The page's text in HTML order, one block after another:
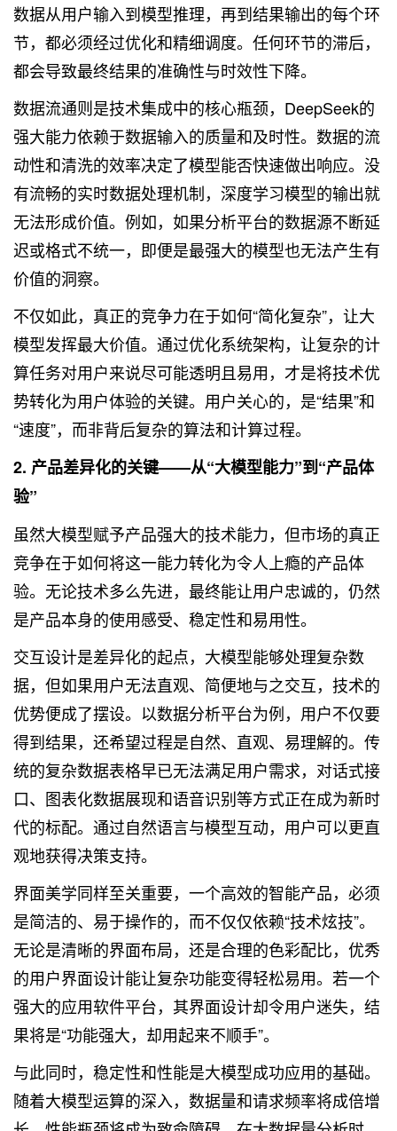
数据从用户输入到模型推理，再到结果输出的每个环
节，都必须经过优化和精细调度。任何环节的滞后，
都会导致最终结果的准确性与时效性下降。
数据流通则是技术集成中的核心瓶颈，DeepSeek的
强大能力依赖于数据输入的质量和及时性。数据的流
动性和清洗的效率决定了模型能否快速做出响应。没
有流畅的实时数据处理机制，深度学习模型的输出就
无法形成价值。例如，如果分析平台的数据源不断延
迟或格式不统一，即便是最强大的模型也无法产生有
价值的洞察。
不仅如此，真正的竞争力在于如何“简化复杂”，让大
模型发挥最大价值。通过优化系统架构，让复杂的计
算任务对用户来说尽可能透明且易用，才是将技术优
势转化为用户体验的关键。用户关心的，是“结果”和
“速度”，而非背后复杂的算法和计算过程。
2. 产品差异化的关键——从“大模型能力”到“产品体
验”
虽然大模型赋予产品强大的技术能力，但市场的真正
竞争在于如何将这一能力转化为令人上瘾的产品体
验。无论技术多么先进，最终能让用户忠诚的，仍然
是产品本身的使用感受、稳定性和易用性。
交互设计是差异化的起点，大模型能够处理复杂数
据，但如果用户无法直观、简便地与之交互，技术的
优势便成了摆设。以数据分析平台为例，用户不仅要
得到结果，还希望过程是自然、直观、易理解的。传
统的复杂数据表格早已无法满足用户需求，对话式接
口、图表化数据展现和语音识别等方式正在成为新时
代的标配。通过自然语言与模型互动，用户可以更直
观地获得决策支持。
界面美学同样至关重要，一个高效的智能产品，必须
是简洁的、易于操作的，而不仅仅依赖“技术炫技”。
无论是清晰的界面布局，还是合理的色彩配比，优秀
的用户界面设计能让复杂功能变得轻松易用。若一个
强大的应用软件平台，其界面设计却令用户迷失，结
果将是“功能强大，却用起来不顺手”。
与此同时，稳定性和性能是大模型成功应用的基础。
随着大模型运算的深入，数据量和请求频率将成倍增